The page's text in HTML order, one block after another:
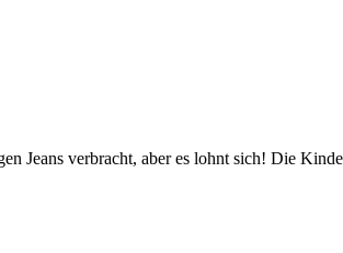
Jeans verbracht, aber es lohnt sich! Die